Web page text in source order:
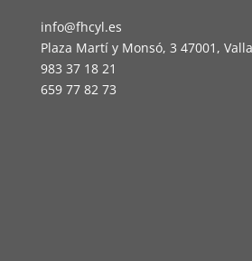
info@fhcyl.es
Plaza Martí y Monsó, 3 47001,
983 37 18 21
659 77 82 73